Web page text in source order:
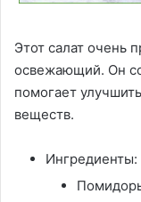
Этот салат очень
освежающий. Он
помогает
веществ.
Ингредиенты: